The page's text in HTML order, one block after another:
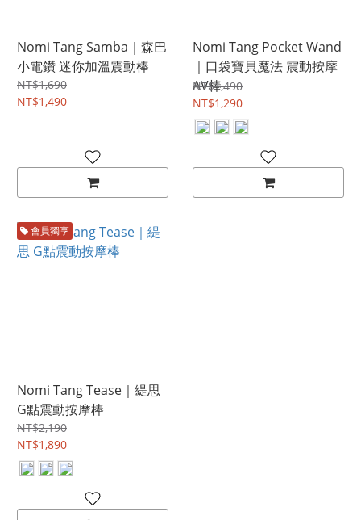
Nomi Tang Samba｜森巴
⼩電鑽 迷你加溫震動棒
NT$1,690
NT$1,490
Nomi Tang Pocket Wand
｜口袋寶貝魔法 震動按摩
AV棒
NT$1,490
NT$1,290
會員獨享
Nomi Tang Tease｜緹思
G點震動按摩棒
NT$2,190
NT$1,890